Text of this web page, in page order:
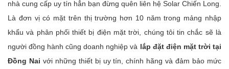
nhà cung cấp uy tín hẳn bạn đừng quên liên hệ Solar Chiến Long.
Là đơn vị có mặt trên thị trường hơn 10 năm trong mảng nhập
khẩu và phân phối thiết bị điện mặt trời, chúng tôi tin chắc sẽ là
người đồng hành cũng doanh nghiệp và lắp đặt điện mặt trời tại
Đồng Nai với những thiết bị uy tín, chính hãng và đảm bảo mức